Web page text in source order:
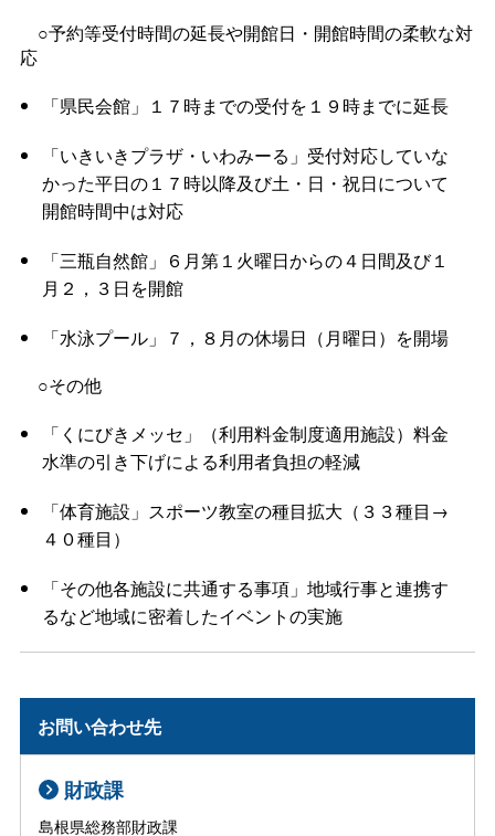
○予約等受付時間の延長や開館日・開館時間の柔軟な対
応
「県民会館」１７時までの受付を１９時までに延長
「いきいきプラザ・いわみーる」受付対応していな
かった平日の１７時以降及び土・日・祝日について
開館時間中は対応
「三瓶自然館」６月第１火曜日からの４日間及び１
月２，３日を開館
「水泳プール」７，８月の休場日（月曜日）を開場
○その他
「くにびきメッセ」（利用料金制度適用施設）料金
水準の引き下げによる利用者負担の軽減
「体育施設」スポーツ教室の種目拡大（３３種目→
４０種目）
「その他各施設に共通する事項」地域行事と連携す
るなど地域に密着したイベントの実施
お問い合わせ先
財政課
島根県総務部財政課